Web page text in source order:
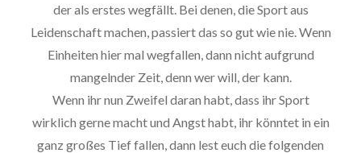
der als erstes wegfällt. Bei denen, die Sport aus
Leidenschaft machen, passiert das so gut wie nie. Wenn
Einheiten hier mal wegfallen, dann nicht aufgrund
mangelnder Zeit, denn wer will, der kann.
Wenn ihr nun Zweifel daran habt, dass ihr Sport
wirklich gerne macht und Angst habt, ihr könntet in ein
ganz großes Tief fallen, dann lest euch die folgenden